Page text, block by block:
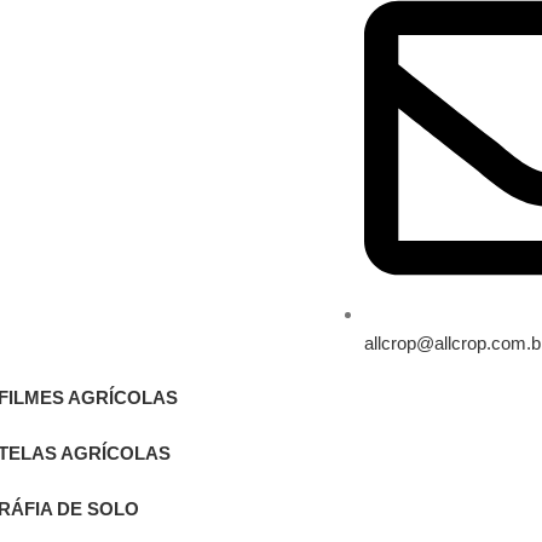
AGRÍCOLAS
AGRÍCOLAS
DE SOLO